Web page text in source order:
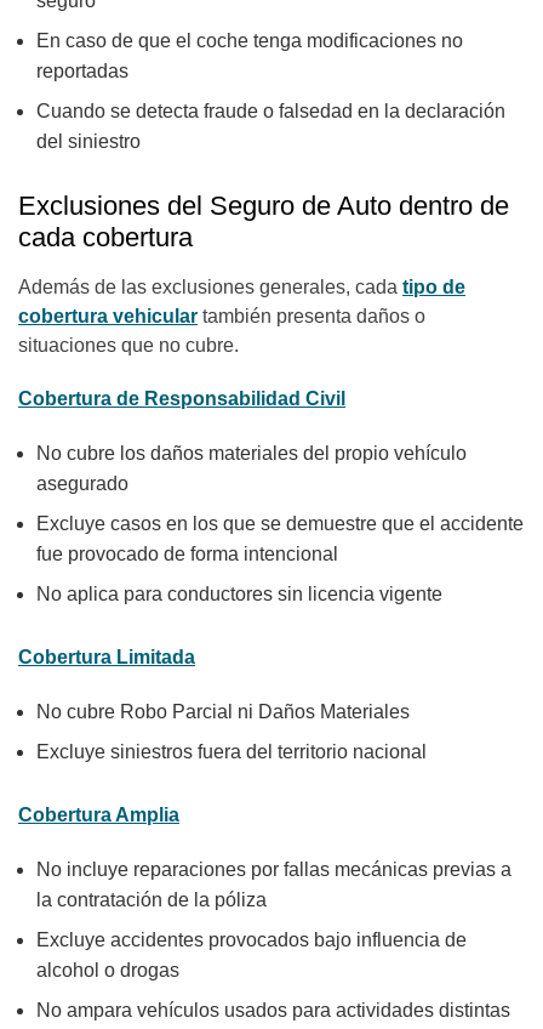
En caso de que el coche tenga modificaciones no
reportadas
Cuando se detecta fraude o falsedad en la declaración
del siniestro
Exclusiones del Seguro de Auto dentro de
cada cobertura
Además de las exclusiones generales, cada tipo de
cobertura vehicular también presenta daños o
situaciones que no cubre.
Cobertura de Responsabilidad Civil
No cubre los daños materiales del propio vehículo
asegurado
Excluye casos en los que se demuestre que el accidente
fue provocado de forma intencional
No aplica para conductores sin licencia vigente
Cobertura Limitada
No cubre Robo Parcial ni Daños Materiales
Excluye siniestros fuera del territorio nacional
Cobertura Amplia
No incluye reparaciones por fallas mecánicas previas a
la contratación de la póliza
Excluye accidentes provocados bajo influencia de
alcohol o drogas
No ampara vehículos usados para actividades distintas